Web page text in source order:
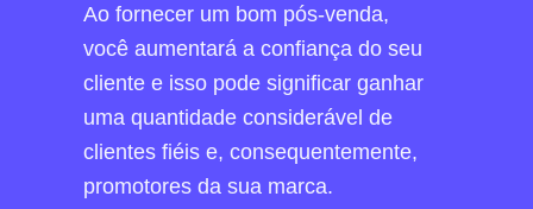
Ao fornecer um bom pós-venda,
você aumentará a confiança do seu
cliente e isso pode significar ganhar
uma quantidade considerável de
clientes fiéis e, consequentemente,
promotores da sua marca.